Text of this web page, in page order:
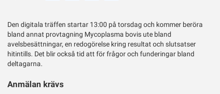
Den digitala träffen startar 13:00 på torsdag och kommer beröra
bland annat provtagning Mycoplasma bovis ute bland
avelsbesättningar, en redogörelse kring resultat och slutsatser
hitintills. Det blir också tid att för frågor och funderingar bland
deltagarna.
Anmälan krävs